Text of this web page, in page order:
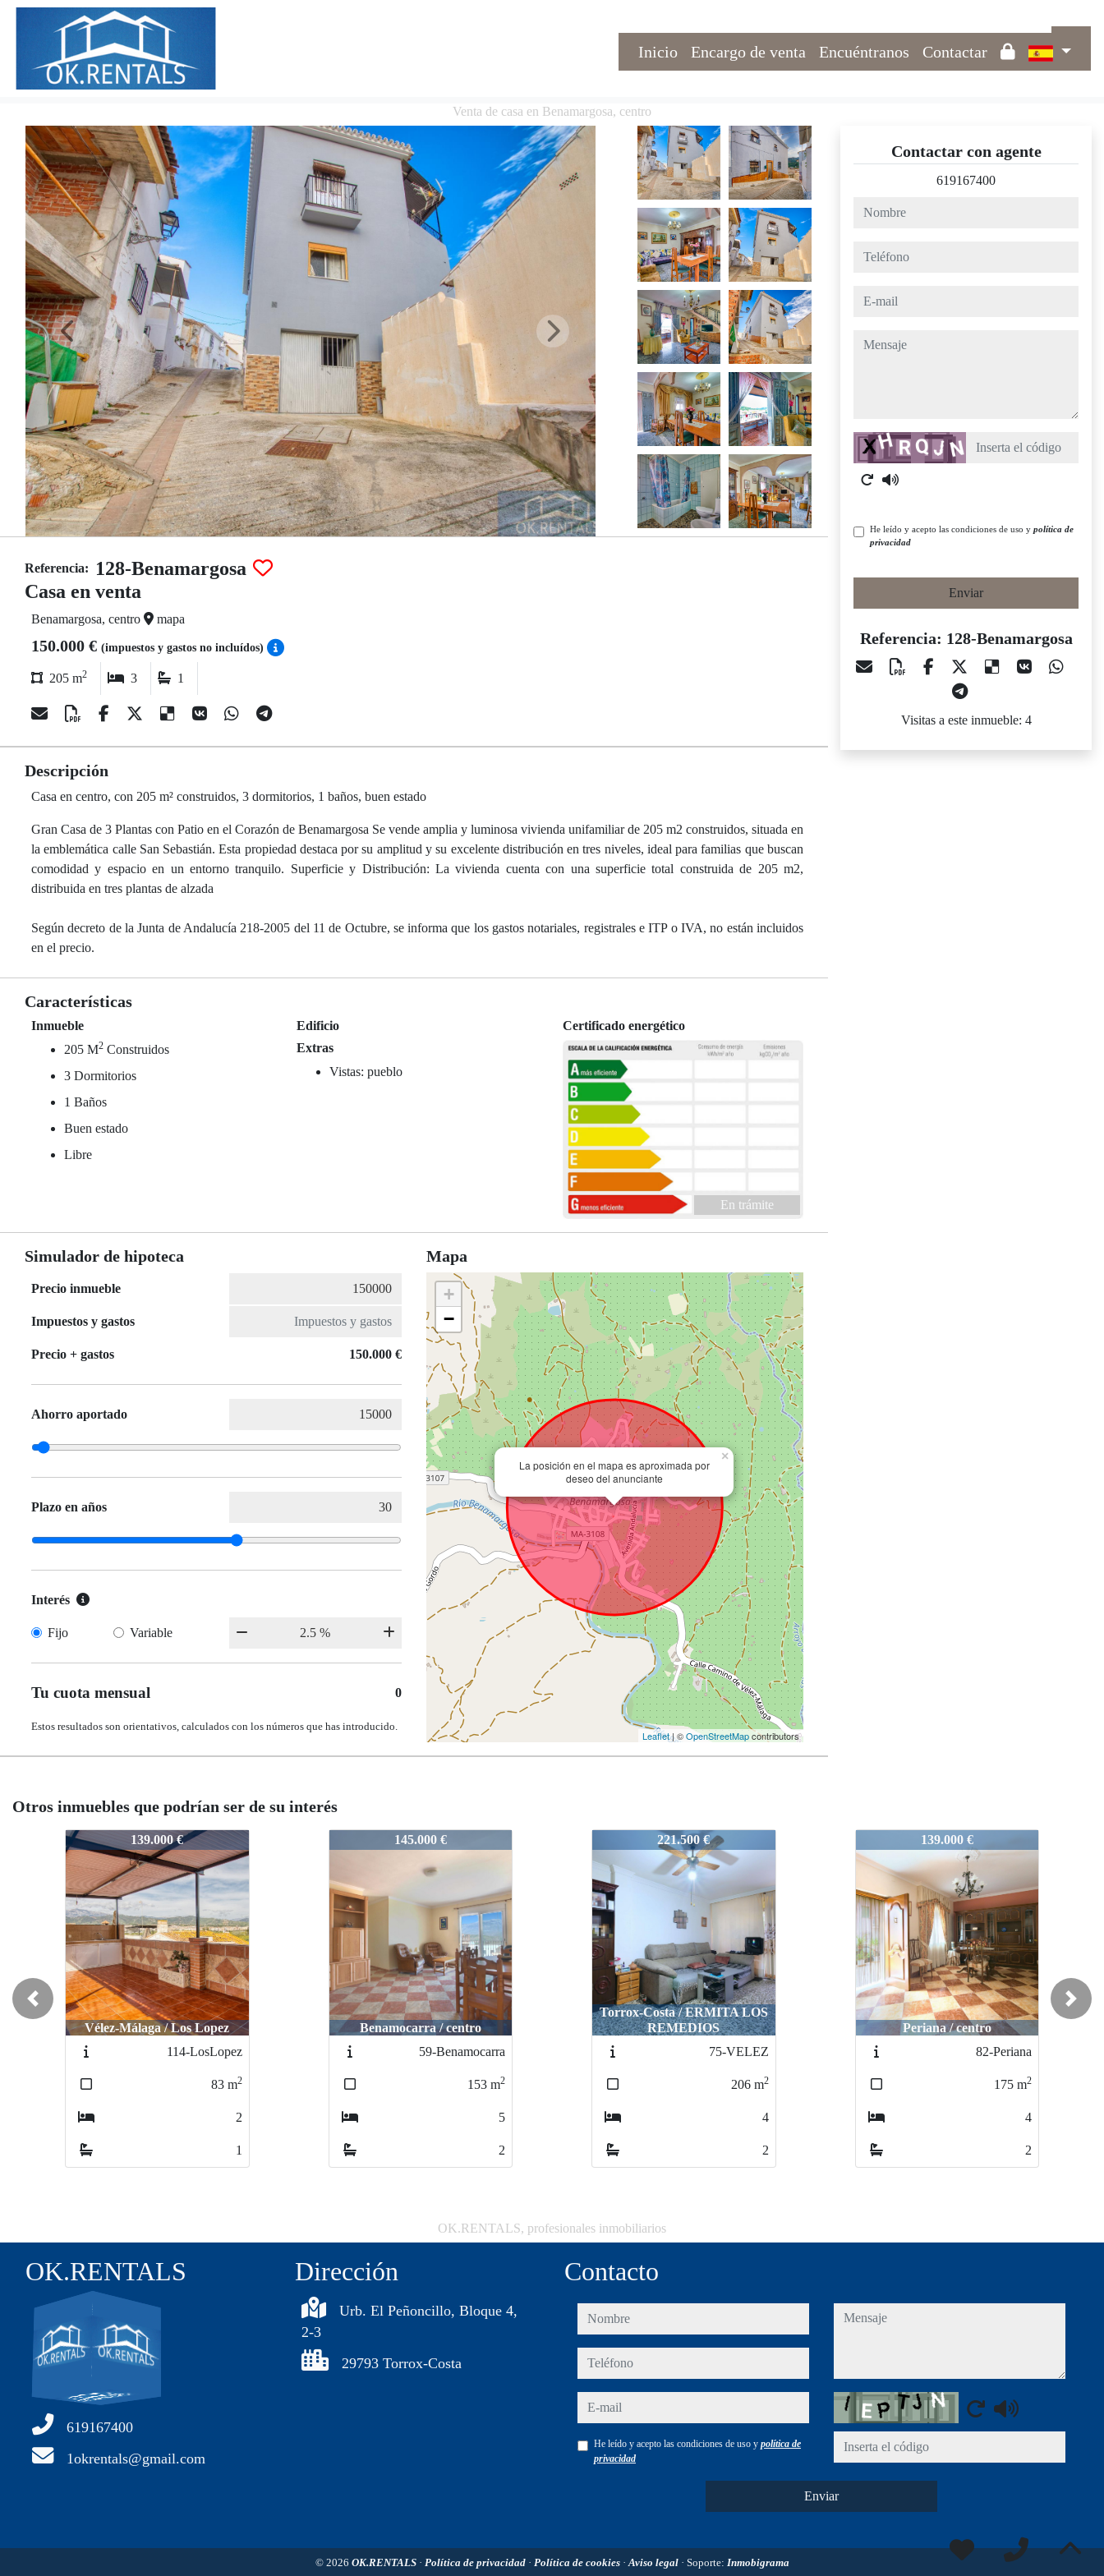
Inicio Encargo de venta Encuéntranos Contactar
Venta de casa en Benamargosa, centro
Referencia:
128-Benamargosa
Casa en venta
Benamargosa, centro mapa
150.000 € (impuestos y gastos no incluídos)
205 m2 3 1
Descripción
Casa en centro, con 205 m² construidos, 3 dormitorios, 1 baños, buen estado
Gran Casa de 3 Plantas con Patio en el Corazón de Benamargosa Se vende amplia y luminosa vivienda unifamiliar de 205 m2 construidos, situada en
la emblemática calle San Sebastián. Esta propiedad destaca por su amplitud y su excelente distribución en tres niveles, ideal para familias que buscan
comodidad y espacio en un entorno tranquilo. Superficie y Distribución: La vivienda cuenta con una superficie total construida de 205 m2,
distribuida en tres plantas de alzada
Según decreto de la Junta de Andalucía 218-2005 del 11 de Octubre, se informa que los gastos notariales, registrales e ITP o IVA, no están incluidos
en el precio.
Características
Inmueble
205 M2 Construidos
3 Dormitorios
1 Baños
Buen estado
Libre
Edificio
Extras
Vistas: pueblo
Certificado energético
En trámite
Simulador de hipoteca
Precio inmueble
Impuestos y gastos
Precio + gastos 150.000 €
Ahorro aportado
Plazo en años
Interés
Fijo Variable
Tu cuota mensual 0
Estos resultados son orientativos, calculados con los números que has introducido.
Mapa
La posición en el mapa es aproximada por
deseo del anunciante
×
+
−
Leaflet| ©OpenStreetMapcontributors
Contactar con agente
619167400
nombre
teléfono
e-mail
mensaje
Captcha
He leído y acepto las condiciones de uso y política de
privacidad
Enviar
Referencia: 128-Benamargosa
Visitas a este inmueble: 4
Otros inmuebles que podrían ser de su interés
128-Benamargosa
145.000 €
Benamocarra / centro
59-Benamocarra
153 m2
5
2
128-Benamargosa
221.500 €
Torrox-Costa / ERMITA LOS
REMEDIOS
75-VELEZ
206m2
4
2
128-Benamargosa
139.000 €
Periana / centro
82-Periana
175 m2
4
2
128-Benamargosa
175.000 €
Rincón de la Victoria / Torre de
Benagalbón
116-Albatros
39m2
0
1
Previous Next
OK.RENTALS, profesionales inmobiliarios
OK.RENTALS
619167400
1okrentals@gmail.com
Dirección
Urb. El Peñoncillo, Bloque 4,
2-3
29793 Torrox-Costa
Contacto
nombre
teléfono
e-mail
He leído y acepto las condiciones de uso y política de
privacidad
mensaje
Captcha
Enviar
© 2026 OK.RENTALS · Política de privacidad · Política de cookies ·Aviso legal · Soporte: Inmobigrama